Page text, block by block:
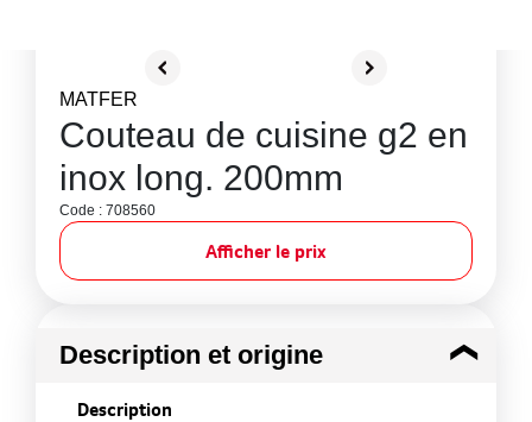
MATFER
Couteau de cuisine g2 en
inox long. 200mm
Code : 708560
Afficher le prix
Description et origine
Description